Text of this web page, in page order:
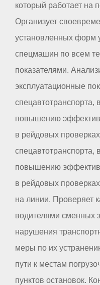
который работает на
Организует
установленных форм
спецмашин по всем
показателями.
эксплуатационные
спецавтотранспорта,
повышению
в рейдовых
спецавтотранспорта,
повышению
в рейдовых
на линии. Проверяет
водителями сменных
нарушения
меры по их
пути к местам
пунктов остановок.